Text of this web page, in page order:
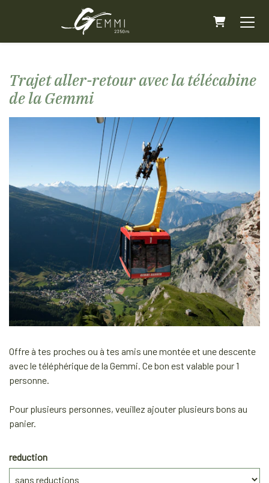
Panier
Trajet aller-retour avec la télécabine
de la Gemmi
Offre à tes proches ou à tes amis une montée et une descente
avec le téléphérique de la Gemmi. Ce bon est valable pour 1
personne.
Pour plusieurs personnes, veuillez ajouter plusieurs bons au
panier.
reduction